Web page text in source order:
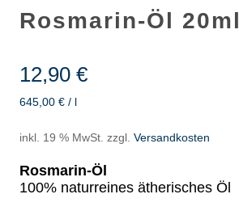
Rosmarin-Öl 20ml
12,90 €
645,00 € / l
inkl. 19 % MwSt. zzgl. Versandkosten
Rosmarin-Öl
100% naturreines ätherisches Öl